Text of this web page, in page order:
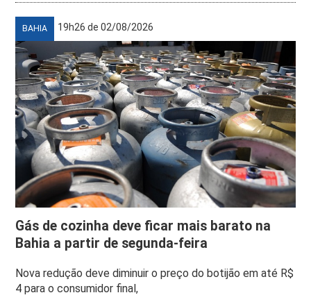
BAHIA 19h26 de 02/08/2026
Gás de cozinha deve ficar mais barato na
Bahia a partir de segunda-feira
Nova redução deve diminuir o preço do botijão em até R$
4 para o consumidor final,